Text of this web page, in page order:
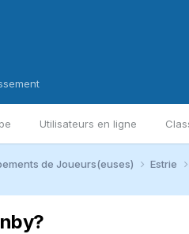
Utilisateurs en ligne
de Joueurs(euses) Estrie